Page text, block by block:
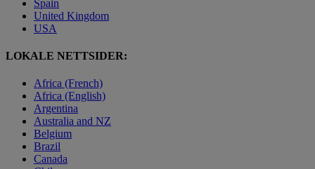
Spain
United Kingdom
USA
LOKALE NETTSIDER:
Africa (French)
Africa (English)
Argentina
Australia and NZ
Belgium
Brazil
Canada